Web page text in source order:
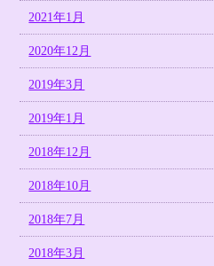
2021年1月
2020年12月
2019年3月
2019年1月
2018年12月
2018年10月
2018年7月
2018年3月